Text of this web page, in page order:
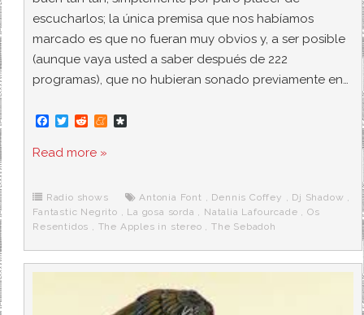
escucharlos; la única premisa que nos habíamos
marcado es que no fueran muy obvios y, a ser posible
(aunque vaya usted a saber después de 222
programas), que no hubieran sonado previamente en…
F
c
e
o
k
T
i
t
r
R
d
d
M
e
r
a
Read more »
Radio shows Antonia Font , Dennis Coffey , Dj Shadow ,
Fantastic Negrito , La gosa sorda , Natalia Lafourcade , Os
Resentidos , The Apples in stereo ,The Sebadoh